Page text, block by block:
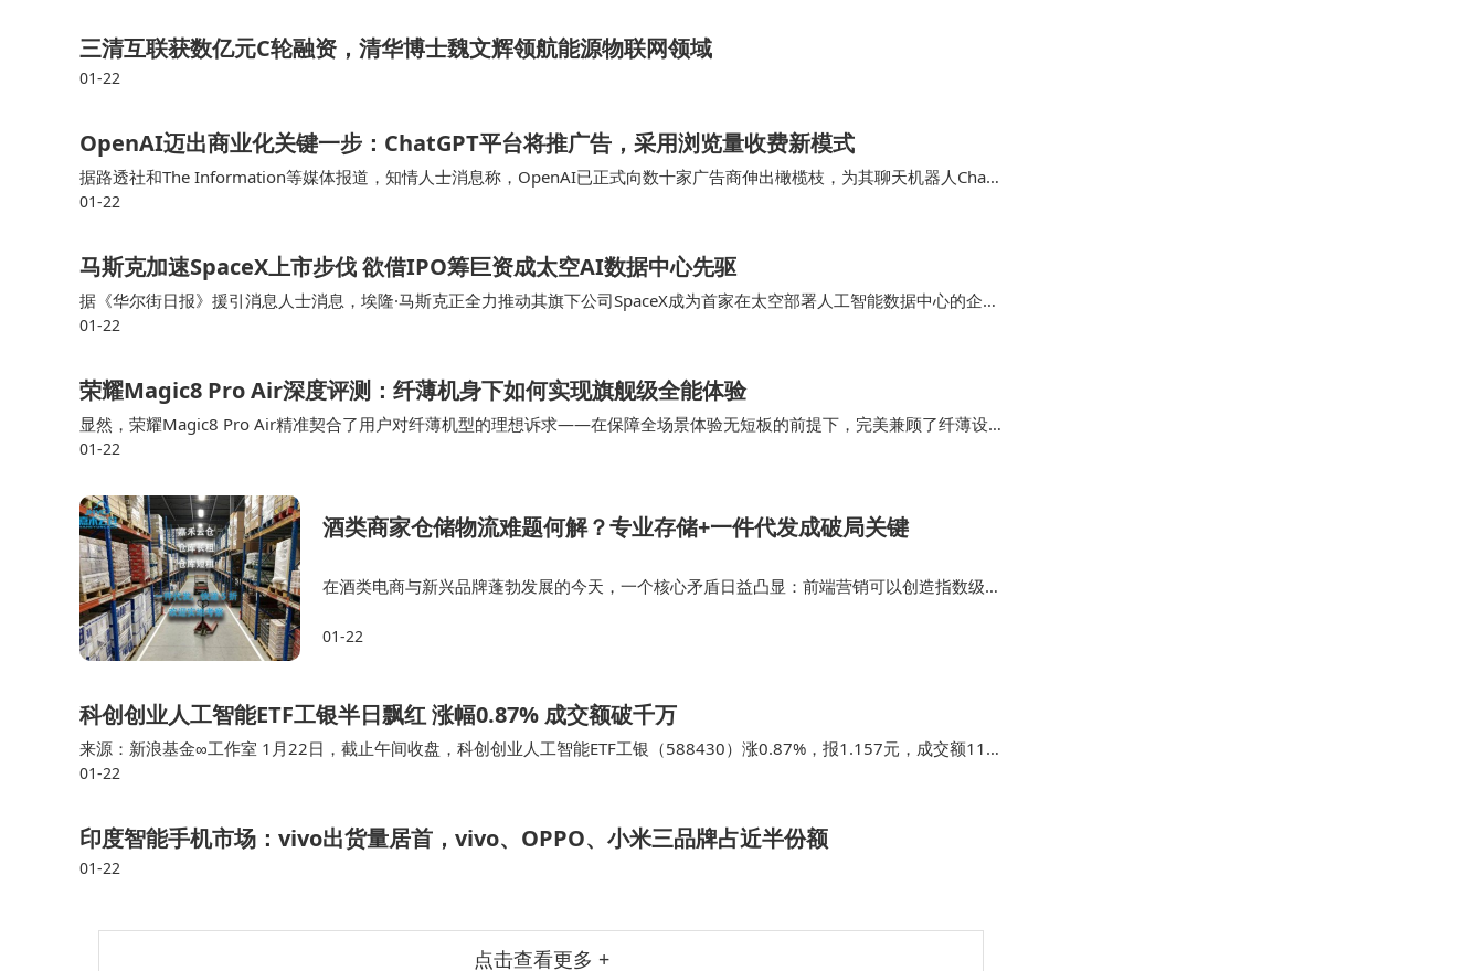
三清互联获数亿元C轮融资，清华博士魏文辉领航能源物联网领域
01-22
OpenAI迈出商业化关键一步：ChatGPT平台将推广告，采用浏览量收费新模式
据路透社和The Information等媒体报道，知情人士消息称，OpenAI已正式向数十家广告商伸出橄榄枝，为其聊天机器人Chat
GPT平台广告业务拉新。这一举措标志着 OpenAI 在商业化道路上迈出…
01-22
马斯克加速SpaceX上市步伐 欲借IPO筹巨资成太空AI数据中心先驱
据《华尔街日报》援引消息人士消息，埃隆·马斯克正全力推动其旗下公司SpaceX成为首家在太空部署人工智能数据中心的企
业，这一目标正促使他加快SpaceX的上市步伐。与马斯克长期存在竞争关系的OpenAI首席执…
01-22
荣耀Magic8 Pro Air深度评测：纤薄机身下如何实现旗舰级全能体验
显然，荣耀Magic8 Pro Air精准契合了用户对纤薄机型的理想诉求——在保障全场景体验无短板的前提下，完美兼顾了纤薄设
计感。实际上手体验后不难发现，荣耀Magic8 Pro Air成功攻克了超薄机型…
01-22
酒类商家仓储物流难题何解？专业存储+一件代发成破局关键
在酒类电商与新兴品牌蓬勃发展的今天，一个核心矛盾日益凸显：前端营销可以创造指数级增
创业者与商家倾注心血于选品与流量，却在“…
01-22
科创创业人工智能ETF工银半日飘红 涨幅0.87% 成交额破千万
来源：新浪基金∞工作室 1月22日，截止午间收盘，科创创业人工智能ETF工银（588430）涨0.87%，报1.157元，成交额117
7.64万元。科创创业人工智能ETF工银（588430）重仓股方面，新易盛…
01-22
印度智能手机市场：vivo出货量居首，vivo、OPPO、小米三品牌占近半份额
01-22
点击查看更多 +